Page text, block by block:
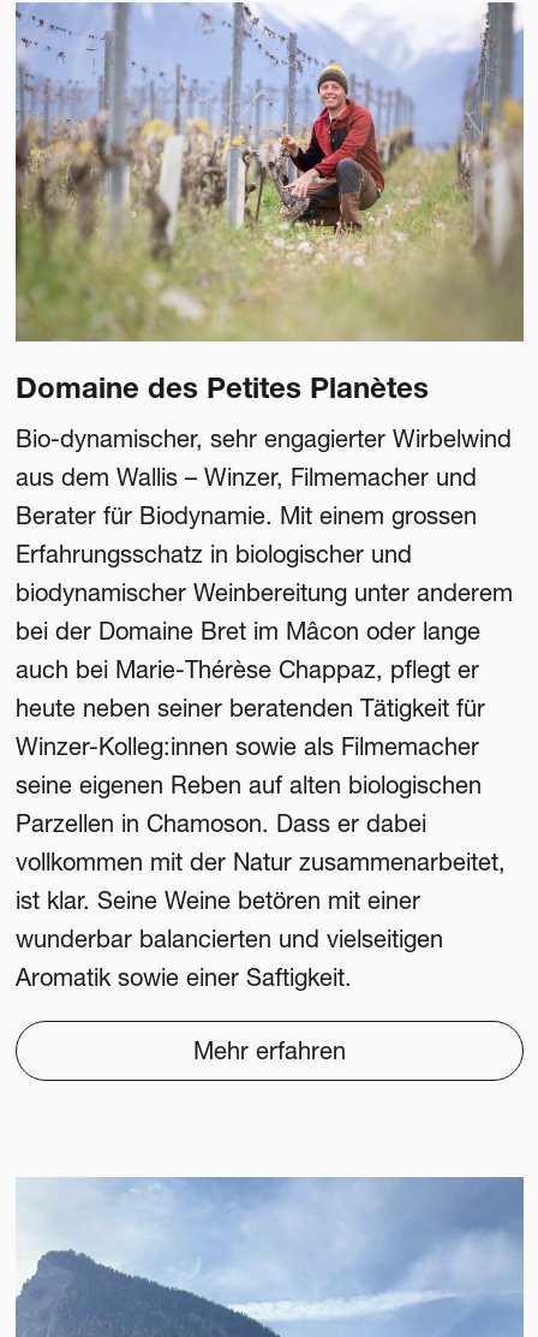
Domaine des Petites Planètes
Bio-dynamischer, sehr engagierter Wirbelwind
aus dem Wallis – Winzer, Filmemacher und
Berater für Biodynamie. Mit einem grossen
Erfahrungsschatz in biologischer und
biodynamischer Weinbereitung unter anderem
bei der Domaine Bret im Mâcon oder lange
auch bei Marie-Thérèse Chappaz, pflegt er
heute neben seiner beratenden Tätigkeit für
Winzer-Kolleg:innen sowie als Filmemacher
seine eigenen Reben auf alten biologischen
Parzellen in Chamoson. Dass er dabei
vollkommen mit der Natur zusammenarbeitet,
ist klar. Seine Weine betören mit einer
wunderbar balancierten und vielseitigen
Aromatik sowie einer Saftigkeit.
Mehr erfahren